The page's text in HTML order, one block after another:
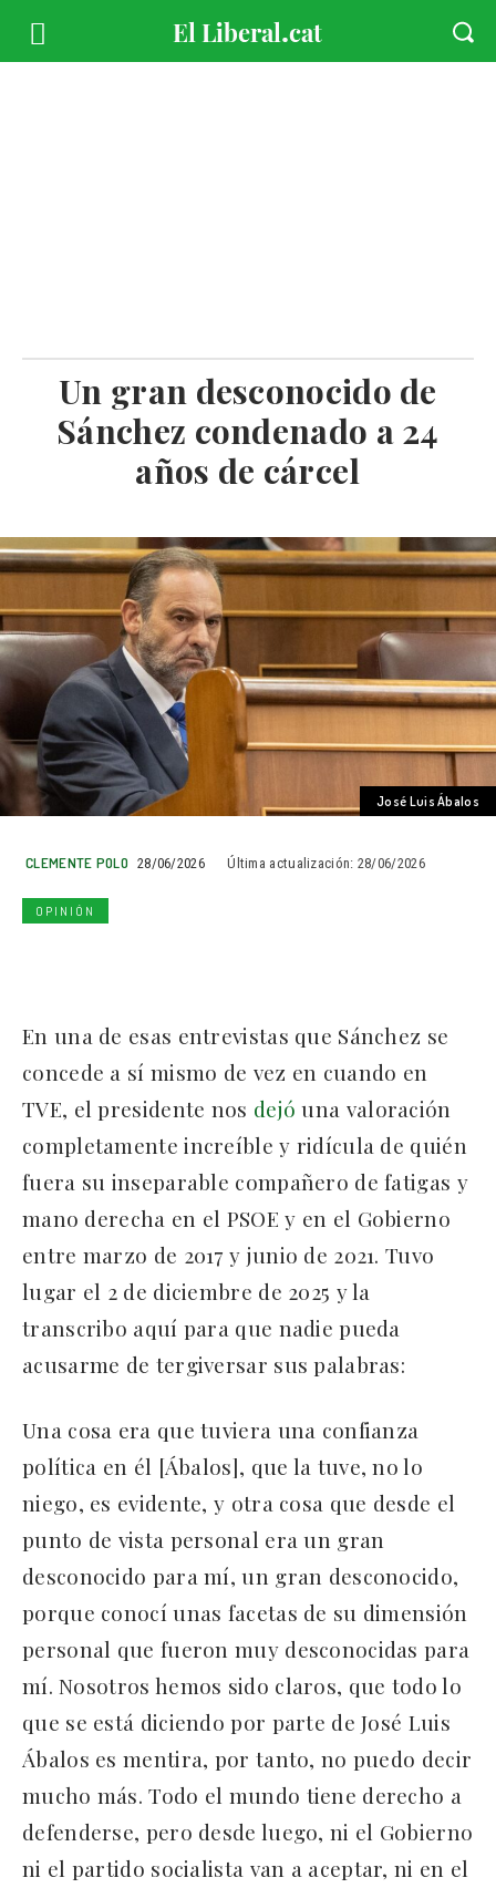
Un gran desconocido de
Sánchez condenado a 24
años de cárcel
José Luis Ábalos
CLEMENTE POLO 28/06/2026 Última actualización: 28/06/2026
OPINIÓN
En una de esas entrevistas que Sánchez se
concede a sí mismo de vez en cuando en
TVE, el presidente nos dejóuna valoración
completamente increíble y ridícula de quién
fuera su inseparable compañero de fatigas y
mano derecha en el PSOE y en el Gobierno
entre marzo de 2017 y junio de 2021. Tuvo
lugar el 2 de diciembre de 2025 y la
transcribo aquí para que nadie pueda
acusarme de tergiversar sus palabras:
Una cosa era que tuviera una confianza
política en él [Ábalos], que la tuve, no lo
niego, es evidente, y otra cosa que desde el
punto de vista personal era un gran
desconocido para mí, un gran desconocido,
porque conocí unas facetas de su dimensión
personal que fueron muy desconocidas para
mí. Nosotros hemos sido claros, que todo lo
que se está diciendo por parte de José Luis
Ábalos es mentira, por tanto, no puedo decir
mucho más. Todo el mundo tiene derecho a
defenderse, pero desde luego, ni el Gobierno
ni el partido socialista van a aceptar, ni en el